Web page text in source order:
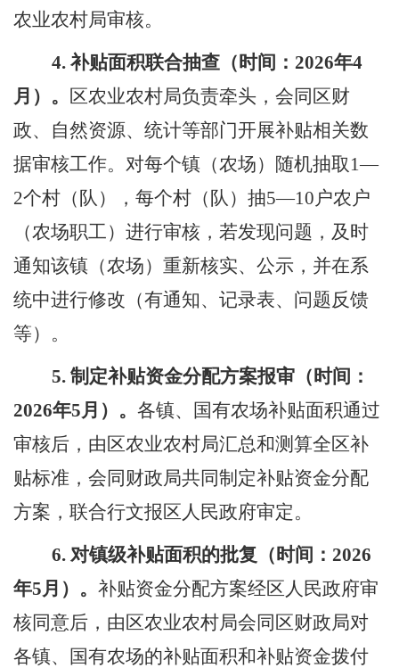
农业农村局审核。
4. 补贴面积联合抽查 （时间： 2026年4
月）。
区农业农村局负责牵头，会同 区财
政、 自然资源、统计等部门开展补贴相关数
据审核工作。对每个镇（农场）随机抽取 1—
2个村（队），每个村（队）抽5—10户农户
（农场职工）进行审核，若发现问题，及时
通知该镇（农场）重新核实、公示，并在系
统中进行修改（有通知、记录表、问题反馈
等）。
5. 制定补贴资金分配方案报审（时间：
2026年5月）。 各镇、
国有农场补贴面积通过
审核后，由区农业农村局汇总和测算全区补
贴标准，会同财政局共同制定补贴资金分配
方案，联合行文报区人民政府审定。
6. 对镇级补贴面积的批复（时间： 2026
年5月）。 补贴资金分配方案经区人民政府审
核同意后， 由区农业农村局会同 区财政局对
各镇、
国有农场的补贴面积和补贴资金拨付